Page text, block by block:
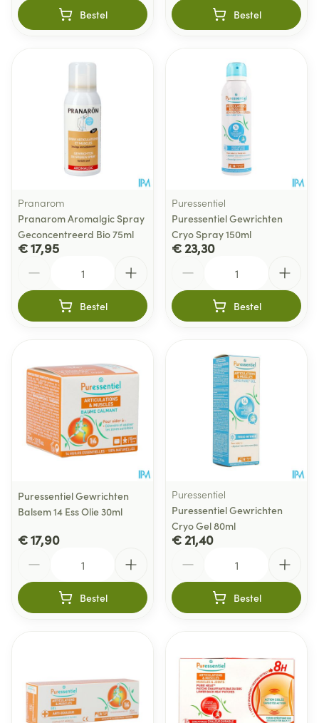
Bestel Bestel
Pranarom
Pranarom Aromalgic Spray
Geconcentreerd Bio 75ml
€ 17,95
Bestel
Puressentiel
Puressentiel Gewrichten
Cryo Spray 150ml
€ 23,30
Bestel
Puressentiel Gewrichten
Balsem 14 Ess Olie 30ml
€ 17,90
Bestel
Puressentiel
Puressentiel Gewrichten
Cryo Gel 80ml
€ 21,40
Bestel